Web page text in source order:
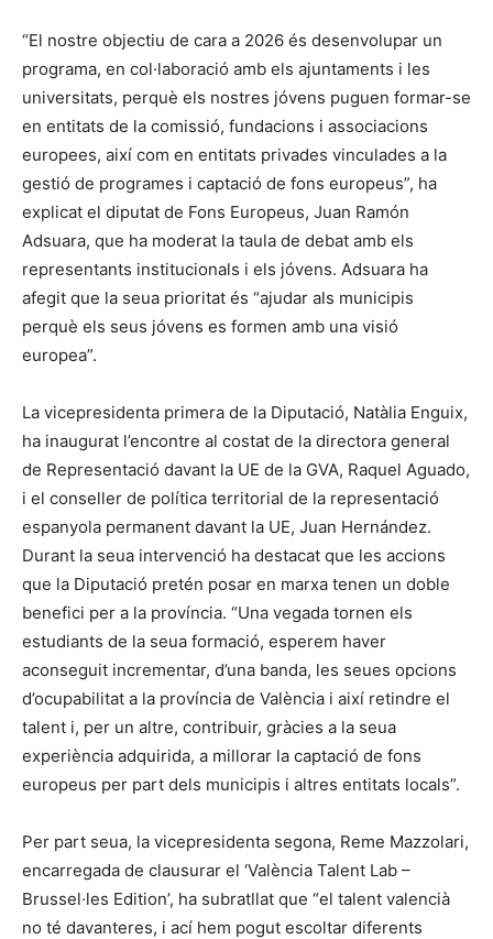
“El nostre objectiu de cara a 2026 és desenvolupar un
programa, en col·laboració amb els ajuntaments i les
universitats, perquè els nostres jóvens puguen formar-se
en entitats de la comissió, fundacions i associacions
europees, així com en entitats privades vinculades a la
gestió de programes i captació de fons europeus”, ha
explicat el diputat de Fons Europeus, Juan Ramón
Adsuara, que ha moderat la taula de debat amb els
representants institucionals i els jóvens. Adsuara ha
afegit que la seua prioritat és “ajudar als municipis
perquè els seus jóvens es formen amb una visió
europea”.
La vicepresidenta primera de la Diputació, Natàlia Enguix,
ha inaugurat l’encontre al costat de la directora general
de Representació davant la UE de la GVA, Raquel Aguado,
i el conseller de política territorial de la representació
espanyola permanent davant la UE, Juan Hernández.
Durant la seua intervenció ha destacat que les accions
que la Diputació pretén posar en marxa tenen un doble
benefici per a la província. “Una vegada tornen els
estudiants de la seua formació, esperem haver
aconseguit incrementar, d’una banda, les seues opcions
d’ocupabilitat a la província de València i així retindre el
talent i, per un altre, contribuir, gràcies a la seua
experiència adquirida, a millorar la captació de fons
europeus per part dels municipis i altres entitats locals”.
Per part seua, la vicepresidenta segona, Reme Mazzolari,
encarregada de clausurar el ‘València Talent Lab –
Brussel·les Edition’, ha subratllat que “el talent valencià
no té davanteres, i ací hem pogut escoltar diferents